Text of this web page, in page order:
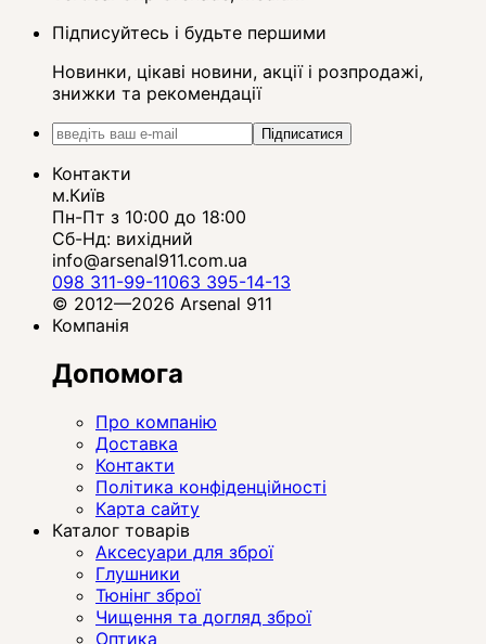
Підписуйтесь і будьте першими
Новинки, цікаві новини, акції і розпродажі,
знижки та рекомендації
Підписатися
Контакти
м.Київ
Пн-Пт з 10:00 до 18:00
Сб-Нд: вихідний
info@arsenal911.com.ua
098 311-99-11063 395-14-13
© 2012—2026 Arsenal 911
Компанія
Допомога
Про компанію
Доставка
Контакти
Політика конфіденційності
Карта сайту
Каталог товарів
Аксесуари для зброї
Глушники
Тюнінг зброї
Чищення та догляд зброї
Оптика